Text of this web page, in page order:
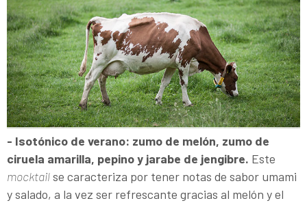
- Isotónico de verano: zumo de melón, zumo de
ciruela amarilla, pepino y jarabe de jengibre. Este
mocktailse caracteriza por tener notas de sabor umami
y salado, a la vez ser refrescante gracias al melón y el